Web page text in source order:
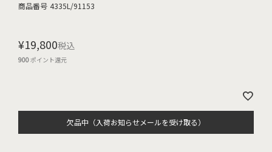
商品番号 4335L/91153
¥19,800税込
900ポイント還元
欠品中（入荷お知らせメールを受け取る）